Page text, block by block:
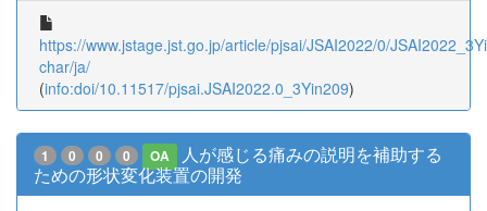
https://www.jstage.jst.go.jp/article/pjsai/JSAI2022/0/
char/ja/
(info:doi/10.11517/pjsai.JSAI2022.0_3Yin209)
1 0 0 0 OA
人が感じる痛みの説明を補助する
ための形状変化装置の開発